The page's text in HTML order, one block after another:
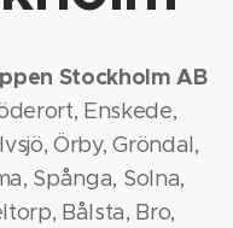
Stockholm AB
Enskede,
Örby, Gröndal,
Spånga, Solna,
Bålsta, Bro,